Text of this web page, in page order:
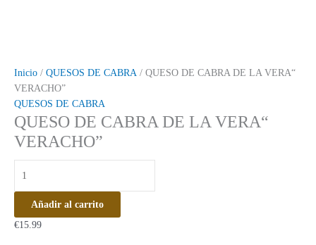
Inicio / QUESOS DE CABRA / QUESO DE CABRA DE LA VERA“
VERACHO”
QUESOS DE CABRA
QUESO DE CABRA DE LA VERA“
VERACHO”
Añadir al carrito
€15.99